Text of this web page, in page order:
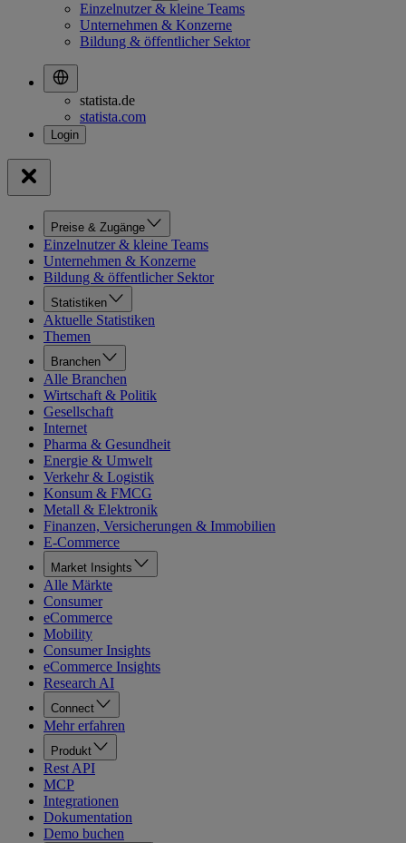
Einzelnutzer & kleine Teams
Unternehmen & Konzerne
Bildung & öffentlicher Sektor
statista.de
statista.com
Preise & Zugänge
Einzelnutzer & kleine Teams
Unternehmen & Konzerne
Bildung & öffentlicher Sektor
Statistiken
Aktuelle Statistiken
Themen
Branchen
Alle Branchen
Wirtschaft & Politik
Gesellschaft
Internet
Pharma & Gesundheit
Energie & Umwelt
Verkehr & Logistik
Konsum & FMCG
Metall & Elektronik
Finanzen, Versicherungen & Immobilien
E-Commerce
Market Insights
Alle Märkte
Consumer
eCommerce
Mobility
Consumer Insights
eCommerce Insights
Research AI
Connect
Mehr erfahren
Produkt
Rest API
MCP
Integrationen
Dokumentation
Demo buchen